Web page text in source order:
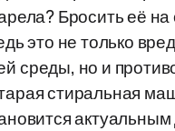
Бросить её
это не только
среды, но и
стиральная